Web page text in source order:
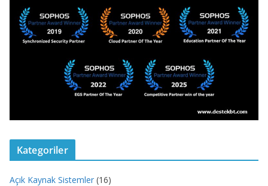
Kategoriler
Açık Kaynak Sistemler (16)